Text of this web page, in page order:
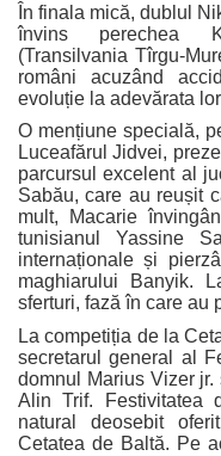
În finala mică, dublul
învins perechea
(Transilvania Tîrgu-
români acuzând
evoluție la adevărata
O mențiune specială,
Luceafărul Jidvei,
parcursul excelent al
Sabău, care au reușit
mult, Macarie
tunisianul Yassine
internaționale și
maghiarului Banyik.
sferturi, fază în care au
La competiția de la
secretarul general al
domnul Marius Vizer jr.
Alin Trif. Festivitatea
natural deosebit
Cetatea de Baltă. Pe